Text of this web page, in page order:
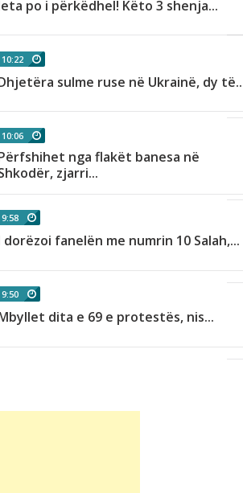
po i përkëdhel! Këto 3 shenja...
10:22
sulme ruse në Ukrainë, dy
10:06
nga flakët banesa në
zjarri...
9:58
dorëzoi fanelën me numrin 10 Salah,...
9:50
dita e 69 e protestës, nis...